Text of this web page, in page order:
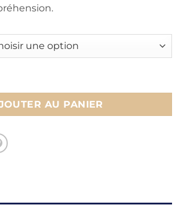
KINEDORSAL CONFORT
AU PANIER